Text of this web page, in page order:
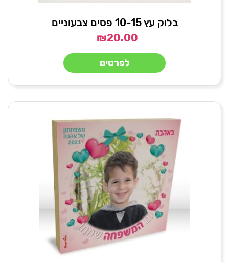
בלוק עץ 10-15 פסים צבעוניים
₪20.00
לפרטים